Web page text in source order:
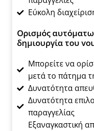
Εύκολη
Ορισμός
δημιουργία του
Μπορείτε να
μετά το πάτημα
Δυνατότητα
Δυνατότητα
παραγγελίας
Εξαναγκαστική